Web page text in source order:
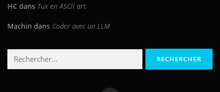
HC dans Tux en ASCII art
Machin dans Coder avec un LLM
Rechercher :